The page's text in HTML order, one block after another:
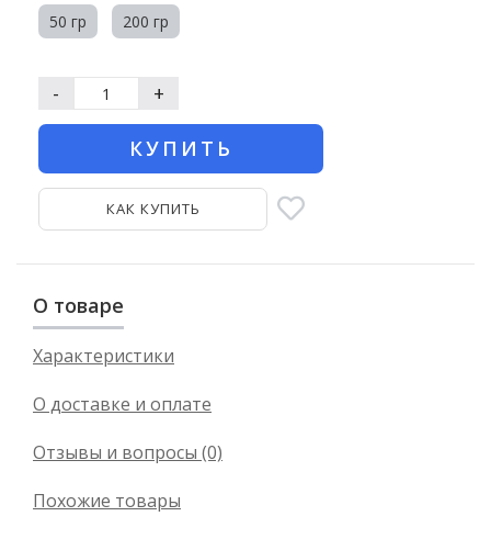
50 гр
200 гр
- +
КУПИТЬ
КАК КУПИТЬ
О товаре
Характеристики
О доставке и оплате
Отзывы и вопросы (0)
Похожие товары